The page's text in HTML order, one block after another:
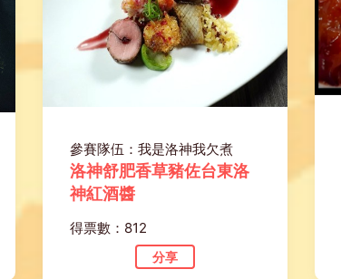
參賽隊伍：我是洛神我欠煮
洛神舒肥香草豬佐台東洛
神紅酒醬
得票數：812
分享